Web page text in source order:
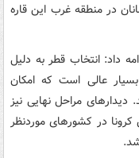
در منطقه غرب این قاره
داد: انتخاب قطر به دلیل
بسیار عالی است که امکان
دیدارهای مراحل نهایی نیز
در کشورهای موردنظر